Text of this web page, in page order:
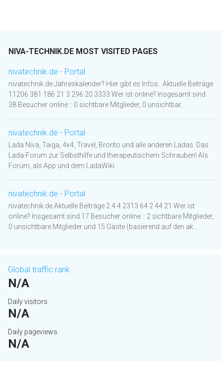
NIVA-TECHNIK.DE MOST VISITED PAGES
nivatechnik.de - Portal
nivatechnik.de Jahreskalender? Hier gibt es Infos. Aktuelle Beiträge
11206 381 186 21 3 296 20 3333 Wer ist online? Insgesamt sind
38 Besucher online :: 0 sichtbare Mitglieder, 0 unsichtbar...
nivatechnik.de - Portal
Lada Niva, Taiga, 4x4, Travel, Bronto und alle anderen Ladas. Das
Lada-Forum zur Selbsthilfe und therapeutischem Schrauben! Als
Forum, als App und dem LadaWiki
nivatechnik.de - Portal
nivatechnik.de Aktuelle Beiträge 2 4 4 2313 64 2 44 21 Wer ist
online? Insgesamt sind 17 Besucher online :: 2 sichtbare Mitglieder,
0 unsichtbare Mitglieder und 15 Gäste (basierend auf den ak...
Global traffic rank
N/A
Daily visitors
N/A
Daily pageviews
N/A